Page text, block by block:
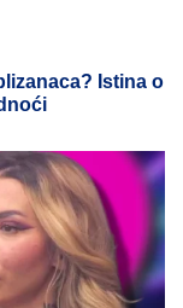
Istina o